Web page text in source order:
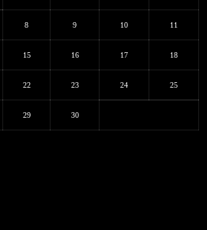
8 9 10 11
15 16 17 18
22 23 24 25
29 30